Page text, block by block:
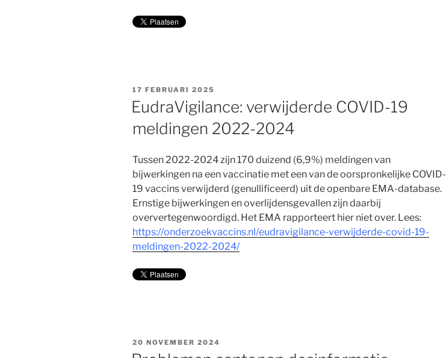
GEPLAATST
OP
17 FEBRUARI 2025
EudraVigilance: verwijderde COVID-19
meldingen 2022-2024
Tussen 2022-2024 zijn 170 duizend (6,9%) meldingen van
bijwerkingen na een vaccinatie met een van de oorspronkelijke COVID-
19 vaccins verwijderd (genullificeerd) uit de openbare EMA-database.
Ernstige bijwerkingen en overlijdensgevallen zijn daarbij
oververtegenwoordigd. Het EMA rapporteert hier niet over. Lees:
https://onderzoekvaccins.nl/eudravigilance-verwijderde-covid-19-
meldingen-2022-2024/
GEPLAATST
OP
20 NOVEMBER 2024